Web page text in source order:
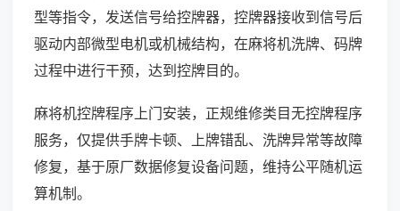
型等指令，发送信号给控牌器，控牌器接收到信号后
驱动内部微型电机或机械结构，在麻将机洗牌、码牌
过程中进行干预，达到控牌目的。
麻将机控牌程序上门安装，正规维修类目无控牌程序
服务，仅提供手牌卡顿、上牌错乱、洗牌异常等故障
修复，基于原厂数据修复设备问题，维持公平随机运
算机制。